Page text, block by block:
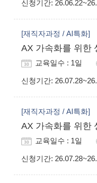
신청기간:
[재직자과정 / AI특화]
AX 가속화를 위한
교육일수 : 1일
신청기간:
[재직자과정 / AI특화]
AX 가속화를 위한
교육일수 : 1일
신청기간: